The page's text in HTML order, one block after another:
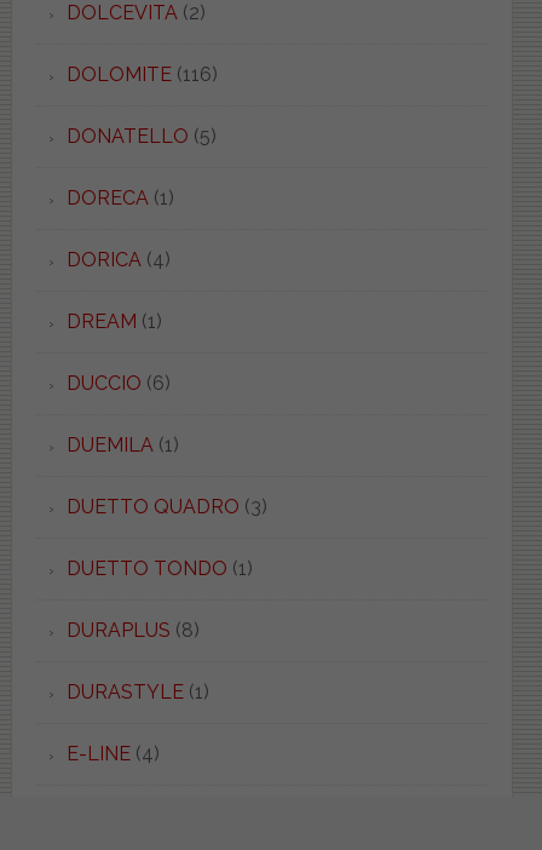
DOLCEVITA(2)
DOLOMITE(116)
DONATELLO (5)
DORECA(1)
DORICA(4)
DREAM (1)
DUCCIO (6)
DUEMILA(1)
DUETTO QUADRO (3)
DUETTO TONDO (1)
DURAPLUS (8)
DURASTYLE(1)
E-LINE(4)